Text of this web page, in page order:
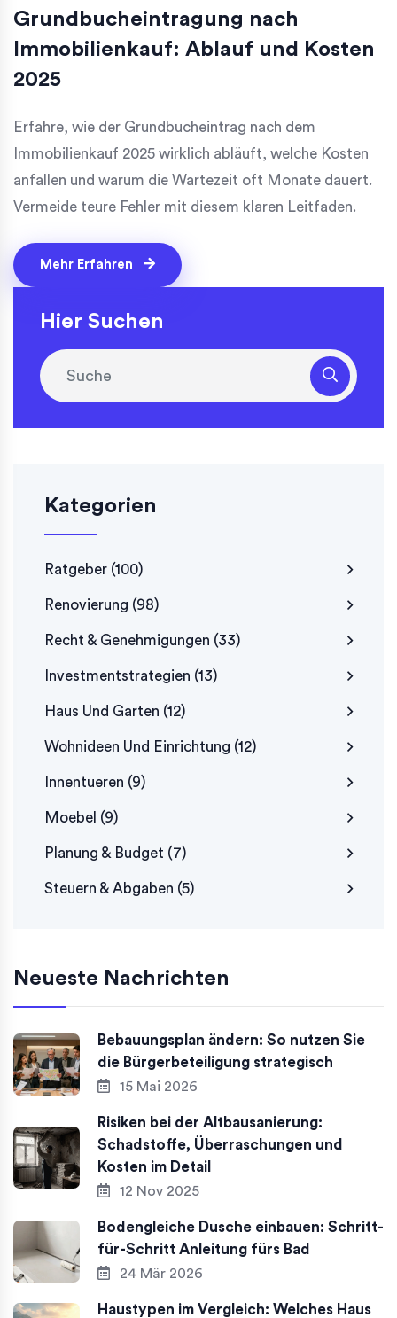
Grundbucheintragung nach
Immobilienkauf: Ablauf und Kosten
2025
Erfahre, wie der Grundbucheintrag nach dem
Immobilienkauf 2025 wirklich abläuft, welche Kosten
anfallen und warum die Wartezeit oft Monate dauert.
Vermeide teure Fehler mit diesem klaren Leitfaden.
Mehr Erfahren
Hier Suchen
Kategorien
Ratgeber (100)
Renovierung (98)
Recht & Genehmigungen (33)
Investmentstrategien (13)
Haus Und Garten (12)
Wohnideen Und Einrichtung (12)
Innentueren (9)
Moebel (9)
Planung & Budget (7)
Steuern & Abgaben (5)
Neueste Nachrichten
Bebauungsplan ändern: So nutzen Sie
die Bürgerbeteiligung strategisch
15 Mai 2026
Risiken bei der Altbausanierung:
Schadstoffe, Überraschungen und
Kosten im Detail
12 Nov 2025
Bodengleiche Dusche einbauen: Schritt-
für-Schritt Anleitung fürs Bad
24 Mär 2026
Haustypen im Vergleich: Welches Haus